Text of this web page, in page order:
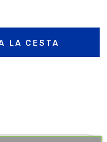
LA CESTA